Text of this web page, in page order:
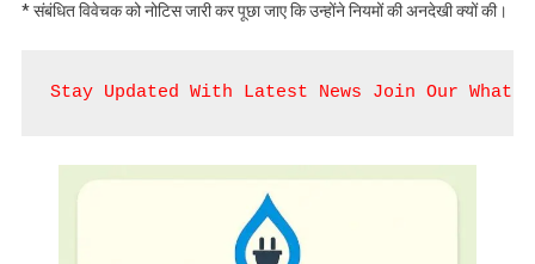
* संबंधित विवेचक को नोटिस जारी कर पूछा जाए कि उन्होंने नियमों की अनदेखी क्यों की।
Stay Updated With Latest News Join Our